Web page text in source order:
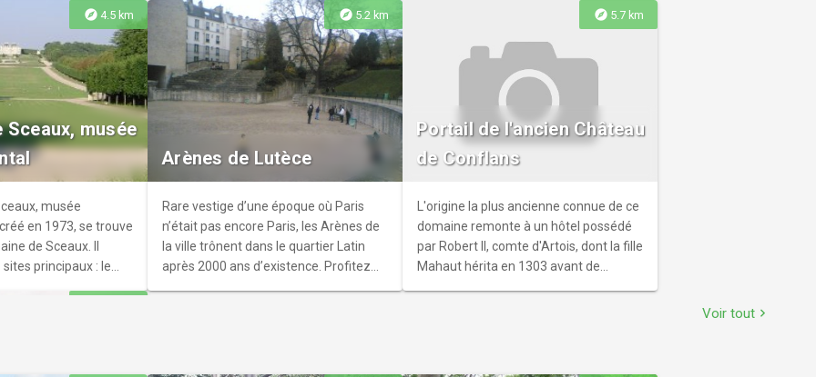
Skybar
Hôtel dans le 13e
27ème étage d’un
le Too Tac Tac
une vue imprenable
La nouvelle
manquer pour se
explore 4.5 km
Sceaux, musée
musée
en 1973, se trouve
de Sceaux. Il
principaux : le
explore 5.2 km
Arènes de Lutèce
Rare vestige d’une époque où Paris
n’était pas encore Paris, les Arènes de
la ville trônent dans le quartier Latin
après 2000 ans d’existence. Profitez
explore 5.7 km
Portail de l'ancien Château
de Conflans
L'origine la plus ancienne connue de ce
domaine remonte à un hôtel possédé
par Robert II, comte d'Artois, dont la fille
Mahaut hérita en 1303 avant de
Voir tout chevron_right